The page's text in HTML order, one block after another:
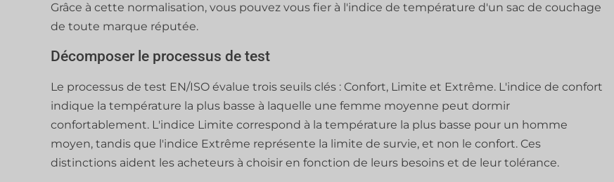
Grâce à cette normalisation, vous pouvez vous fier à l'indice de température d'un sac de couchage
de toute marque réputée.
Décomposer le processus de test
Le processus de test EN/ISO évalue trois seuils clés : Confort, Limite et Extrême. L'indice de confort
indique la température la plus basse à laquelle une femme moyenne peut dormir
confortablement. L'indice Limite correspond à la température la plus basse pour un homme
moyen, tandis que l'indice Extrême représente la limite de survie, et non le confort. Ces
distinctions aident les acheteurs à choisir en fonction de leurs besoins et de leur tolérance.